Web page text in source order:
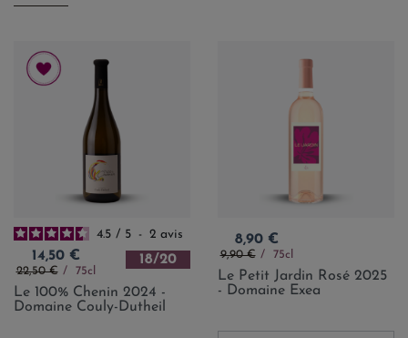
4.5 / 5 - 2 avis
Prix
14,50 €
Prix de base
22,50 € 75cl
18/20
Le 100% Chenin 2024 -
Domaine Couly-Dutheil
Prix
8,90 €
Prix de base
9,90 € 75cl
Le Petit Jardin Rosé 2025
- Domaine Exea